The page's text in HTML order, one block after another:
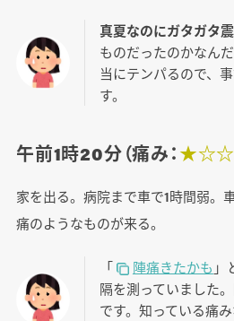
真夏なのにガタガタ震
ものだったのかなん
当にテンパるので、
す。
午前1時20分（痛み：
家を出る。病院まで車で1時間弱。
痛のようなものが来る。
「 陣痛きたかも 」
隔を測っていました。
です。知っている痛